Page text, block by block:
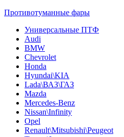
Противотуманные фары
Универсальные ПТФ
Audi
BMW
Chevrolet
Honda
Hyundai\KIA
Lada\ВАЗ\ГАЗ
Mazda
Mercedes-Benz
Nissan\Infinity
Opel
Renault\Mitsubishi\Peugeot